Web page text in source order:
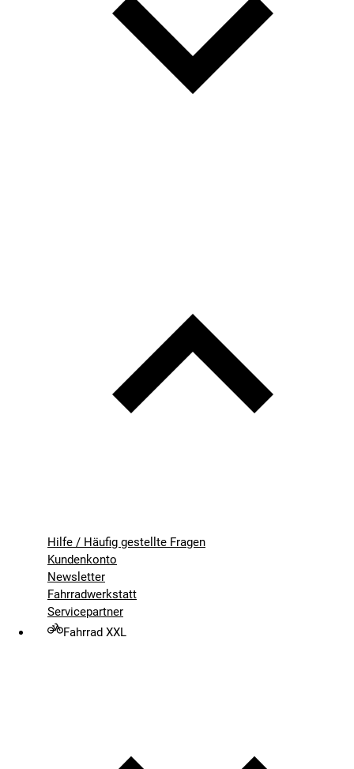
Hilfe / Häufig gestellte Fragen
Kundenkonto
Newsletter
Fahrradwerkstatt
Servicepartner
Fahrrad XXL